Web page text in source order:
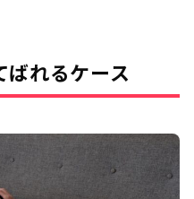
ばれるケース